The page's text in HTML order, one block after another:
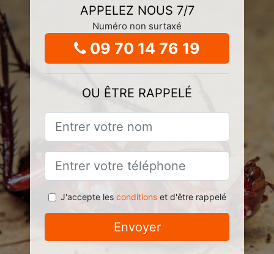
APPELEZ NOUS 7/7
Numéro non surtaxé
09 70 14 76 19
OU ÊTRE RAPPELÉ
J'accepte les conditionset d'être rappelé
Envoyer